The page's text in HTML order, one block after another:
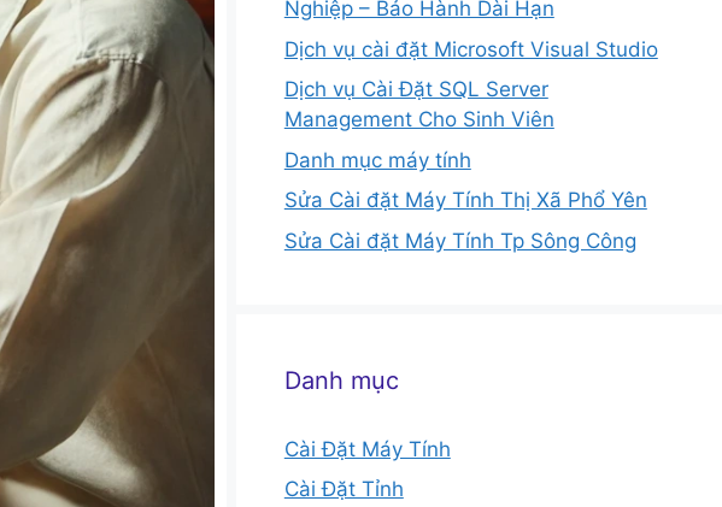
Nghiệp – Bảo Hành Dài Hạn
Dịch vụ cài đặt Microsoft Visual Studio
Dịch vụ Cài Đặt SQL Server
Management Cho Sinh Viên
Danh mục máy tính
Sửa Cài đặt Máy Tính Thị Xã Phổ Yên
Sửa Cài đặt Máy Tính Tp Sông Công
Danh mục
Cài Đặt Máy Tính
Cài Đặt Tỉnh